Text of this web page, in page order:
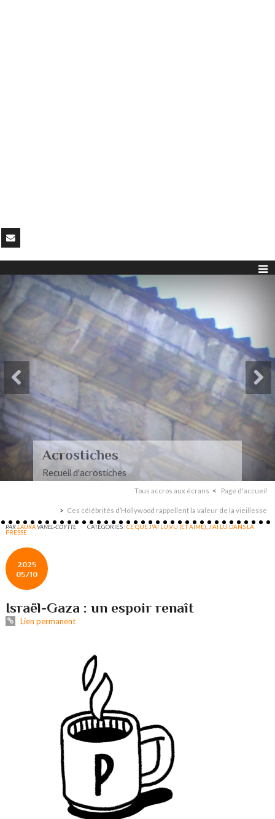
Acrostiches
Recueil d'acrostiches
Tous accros aux écrans Page d'accueil
Ces célébrités d’Hollywood rappellent la valeur de la vieillesse
PARLAURAVANEL-COYTTE CATÉGORIES :CE QUE J'AI LU,VU (ET AIMÉ) ,J'AI LU DANS LA
PRESSE
2025
05/10
Israël-Gaza : un espoir renaît
Lien permanent